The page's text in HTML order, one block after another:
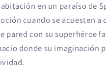
en un paraíso de
cuando se acuesten
pared con su superhéroe
donde su imaginación